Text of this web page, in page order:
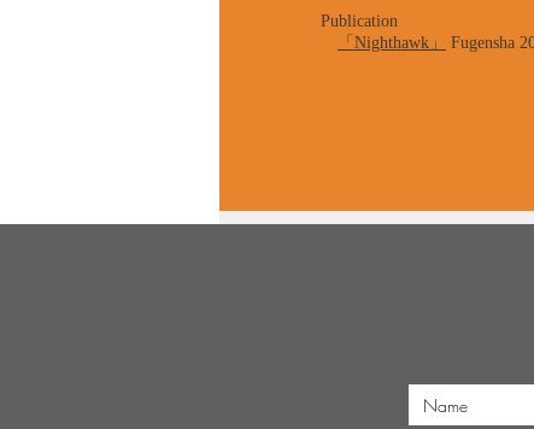
Publication
「Nighthawk」
Fugensha